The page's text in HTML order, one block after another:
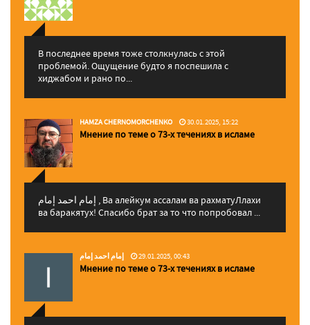
В последнее время тоже столкнулась с этой
проблемой. Ощущение будто я поспешила с
хиджабом и рано по...
HAMZA CHERNOMORCHENKO 30.01.2025, 15:22
Мнение по теме о 73-х течениях в исламе
إمام احمد إمام , Ва алейкум ассалам ва рахматуЛлахи
ва баракятух! Спасибо брат за то что попробовал ...
إمام احمد إمام 29.01.2025, 00:43
Мнение по теме о 73-х течениях в исламе